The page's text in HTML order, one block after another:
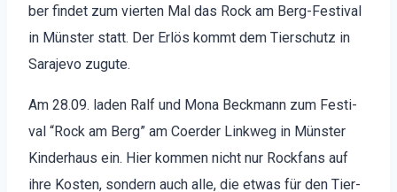
ber find­et zum vierten Mal das Rock am Berg-Fes­ti­val
in Mün­ster statt. Der Erlös kommt dem Tier­schutz in
Sara­je­vo zugute.
Am 28.09. laden Ralf und Mona Beck­mann zum Fes­ti­
val “Rock am Berg” am Coerder Linkweg in Mün­ster
Kinder­haus ein. Hier kom­men nicht nur Rock­fans auf
ihre Kosten, son­dern auch alle, die etwas für den Tier­